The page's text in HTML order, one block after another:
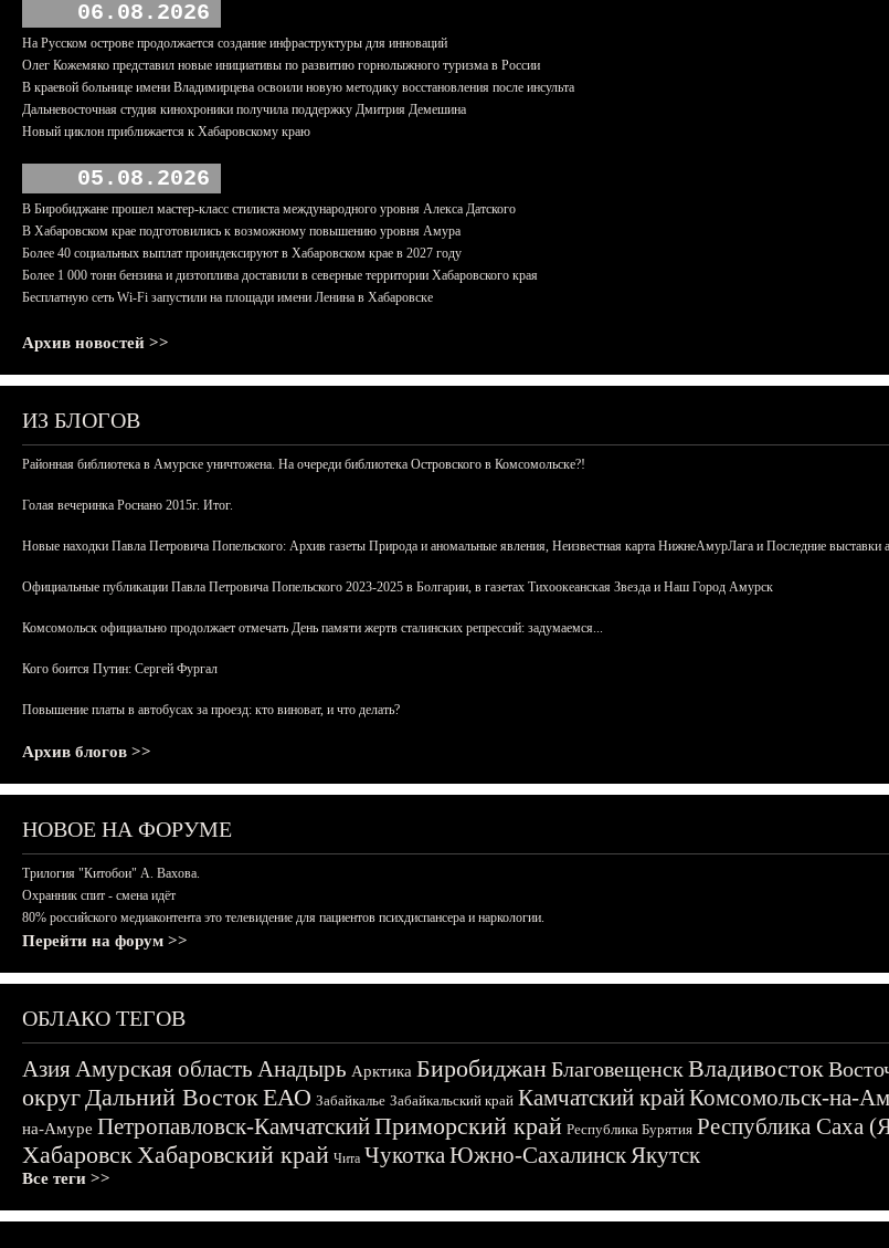
06.08.2026
На Русском острове продолжается создание инфраструктуры для инноваций
Олег Кожемяко представил новые инициативы по развитию горнолыжного туризма в России
В краевой больнице имени Владимирцева освоили новую методику восстановления после инсульта
Дальневосточная студия кинохроники получила поддержку Дмитрия Демешина
Новый циклон приближается к Хабаровскому краю
05.08.2026
В Биробиджане прошел мастер-класс стилиста международного уровня Алекса Датского
В Хабаровском крае подготовились к возможному повышению уровня Амура
Более 40 социальных выплат проиндексируют в Хабаровском крае в 2027 году
Более 1 000 тонн бензина и дизтоплива доставили в северные территории Хабаровского края
Бесплатную сеть Wi-Fi запустили на площади имени Ленина в Хабаровске
Архив новостей >>
ИЗ БЛОГОВ
Районная библиотека в Амурске уничтожена. На очереди библиотека Островского в Комсомольске?!
Голая вечеринка Роснано 2015г. Итог.
Новые находки Павла Петровича Попельского: Архив газеты Природа и аномальные явления, Неизвестная карта НижнеАмурЛага и Последние выставки
Официальные публикации Павла Петровича Попельского 2023-2025 в Болгарии, в газетах Тихоокеанская Звезда и Наш Город Амурск
Комсомольск официально продолжает отмечать День памяти жертв сталинских репрессий: задумаемся...
Кого боится Путин: Сергей Фургал
Повышение платы в автобусах за проезд: кто виноват, и что делать?
Архив блогов >>
НОВОЕ НА ФОРУМЕ
Трилогия "Китобои" А. Вахова.
Охранник спит - смена идёт
80% российского медиаконтента это телевидение для пациентов психдиспансера и наркологии.
Перейти на форум >>
ОБЛАКО ТЕГОВ
АзияАмурская область Анадырь Арктика БиробиджанБлаговещенскВладивосток
округДальний ВостокЕАО Забайкалье Забайкальский край Камчатский крайКомсомольск-на-
на-Амуре Петропавловск-КамчатскийПриморский край Республика Бурятия Республика Саха
ХабаровскХабаровский край Чита ЧукоткаЮжно-СахалинскЯкутск
Все теги >>